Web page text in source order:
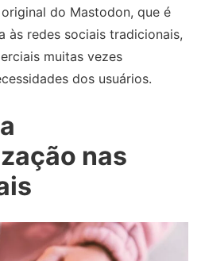
do Mastodon, que é
às redes sociais tradicionais,
muitas vezes
dos usuários.
nas